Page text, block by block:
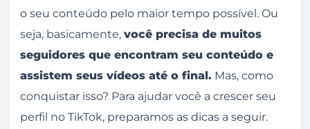
o seu conteúdo pelo maior tempo possível. Ou
seja, basicamente, você precisa de muitos
seguidores que encontram seu conteúdo e
assistem seus vídeos até o final. Mas, como
conquistar isso? Para ajudar você a crescer seu
perfil no TikTok, preparamos as dicas a seguir.